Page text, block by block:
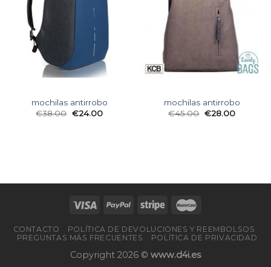
mochilas antirrobo
€38.00 €24.00
mochilas antirrobo
€45.00 €28.00
CONTACTO
POLÍTICA DE DEVOLUCIONES Y REEMBOLSOS
PREGUNTAS MÁS FRECUENTES
POLÍTICA DE PRIVACIDAD
Copyright 2026 © www.d4i.es